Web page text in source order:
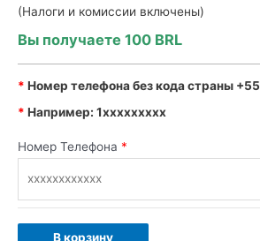
(Налоги и комиссии включены)
Вы получаете 100 BRL
* Номер телефона без кода страны +55
* Например: 1xxxxxxxxx
Номер Телефона *
В корзину